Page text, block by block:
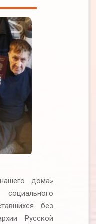
дома»
без
Русской